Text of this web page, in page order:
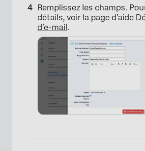
Remplissez les champs.
détails, voir la page d’aide
d’e-mail.